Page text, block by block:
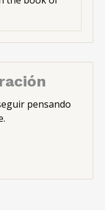
pensando